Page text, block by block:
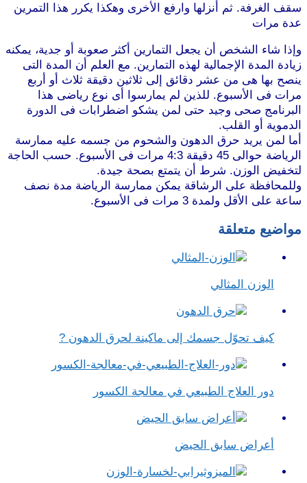
سقف الغرفة. ثم أنزلها وارفع الأخرى وهكذا يكرر هذا التمرين
عدة مرات
وإذا شاء الشخص أن يجعل التمارين أكثر صعوبة أو جدية، يمكنه
زيادة المدة الإجمالية لهذه التمارين. مع العلم أن المدة التى
ينصح بها هى من عشر دقائق إلى ثلاثين دقيقة ثلاث أو أربع
مرات فى الأسبوع. للذين لم يمارسوا أى نوع رياضى هذا
البرنامج صحى وجيد حتى لمن يشكو اضطرابات فى الدورة
الدموية أو القلب.
أما لمن يريد حرق الدهون والشحوم من جسمه عليه ممارسة
الرياضة حوالى 45 دقيقة 4:3 مرات فى الأسبوع. حسب الحاجة
لتخفيض الوزن. شرط أن يتمتع بصحة جيدة.
وللمحافظة على الرشاقة يمكن ممارسة الرياضة مدة نصف
ساعة على الأقل ولمدة 3 مرات فى الأسبوع.
مواضيع متعلقة
الوزن المثالي
كيف تحوّل جسمك إلى ماكينة لحرق الدهون ?
دور العلاج الطبيعي في معالجة الكسور
أعراض سابق الحيض